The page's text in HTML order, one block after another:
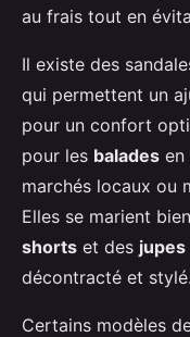
au frais tout en
Il existe des
qui permettent un
pour un confort
pour les balades en
marchés locaux ou
Elles se marient
shorts et des jupes
décontracté et stylé.
Certains modèles